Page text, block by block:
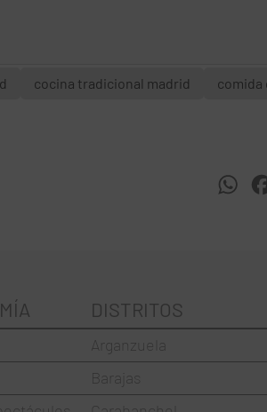
cocina tradicional madrid comida
DISTRITOS
Arganzuela
Barajas